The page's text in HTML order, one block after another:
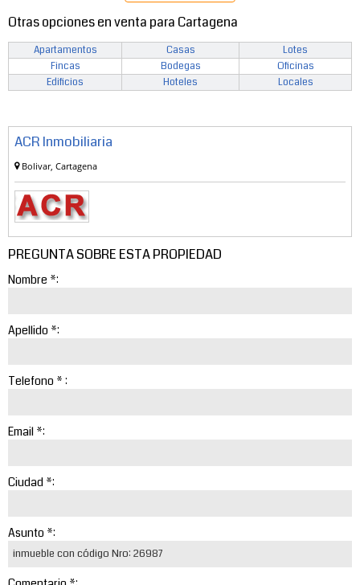
Otras opciones en venta para Cartagena
Apartamentos Casas
Lotes
Fincas
Bodegas
Oficinas
Edificios
Hoteles Locales
ACR Inmobiliaria
Bolivar, Cartagena
PREGUNTA SOBRE ESTA PROPIEDAD
Nombre *:
Apellido *:
Telefono * :
Email *:
Ciudad *:
Asunto *: